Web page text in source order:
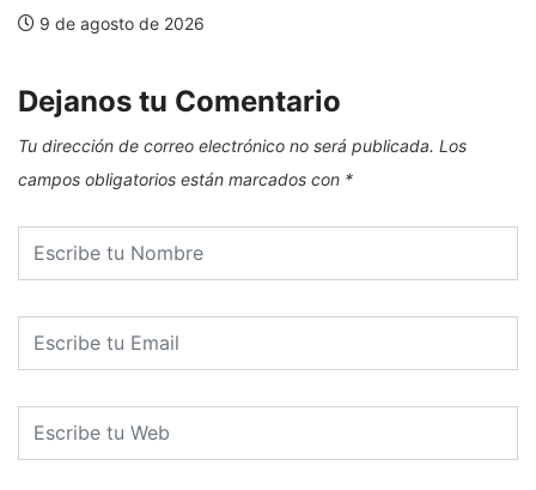
9 de agosto de 2026
Dejanos tu Comentario
Tu dirección de correo electrónico no será publicada. Los
campos obligatorios están marcados con *